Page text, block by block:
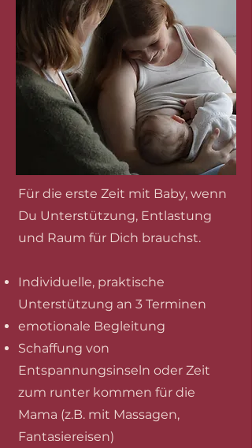
​​Für die erste Zeit mit Baby, wenn
Du Unterstützung, Entlastung
und Raum für Dich brauchst.
​Individuelle, praktische
Unterstützung an 3 Terminen
emotionale Begleitung
Schaffung von
Entspannungsinseln oder Zeit
zum runter kommen für die
Mama (z.B. mit Massagen,
Fantasiereisen)